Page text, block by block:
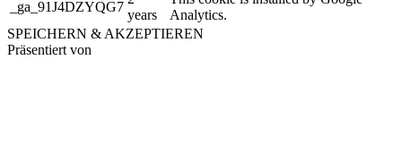
_ga_91J4DZYQG7
years
Analytics.
SPEICHERN & AKZEPTIEREN
Präsentiert von